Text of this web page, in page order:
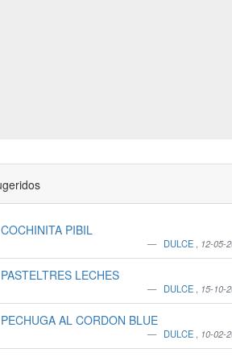
COCHINITA PIBIL
DULCE 12-05-
PASTELTRES LECHES
DULCE 15-10-
PECHUGA AL CORDON BLUE
DULCE 10-02-